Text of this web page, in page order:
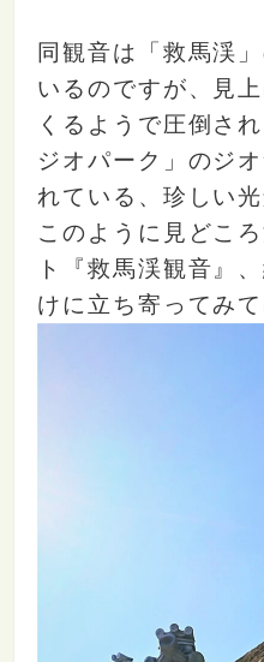
同観音は「救馬渓
いるのですが、見
くるようで圧倒さ
ジオパーク」のジ
れている、珍しい
このように見どこ
ト『救馬渓観音』
けに立ち寄ってみ